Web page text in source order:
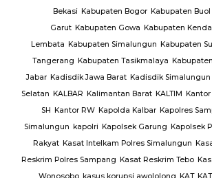
Bekasi Kabupaten Bogor Kabupaten Buol
Garut Kabupaten Gowa Kabupaten
Lembata Kabupaten Simalungun Kabupaten
Tangerang Kabupaten Tasikmalaya
Jabar Kadisdik Jawa Barat Kadisdik Simalungun
Selatan KALBAR Kalimantan Barat KALTIM
SH Kantor RW Kapolda Kalbar Kapolres
Simalungun kapolri Kapolsek Garung Kapolsek
Rakyat Kasat Intelkam Polres Simalungun
Reskrim Polres Sampang Kasat Reskrim Tebo
Wonosobo kasus korupsi awololong KAT